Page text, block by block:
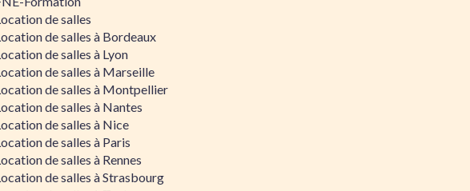
de salles
de salles à Bordeaux
de salles à Lyon
de salles à Marseille
de salles à Montpellier
de salles à Nantes
de salles à Nice
de salles à Paris
de salles à Rennes
de salles à Strasbourg